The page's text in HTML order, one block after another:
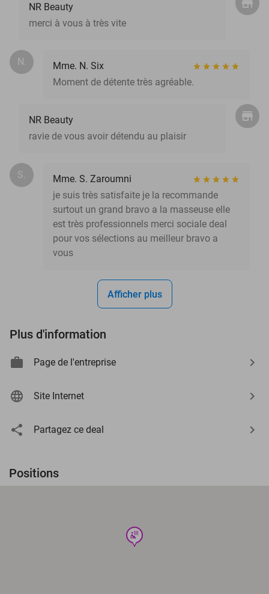
NR Beauty
merci à vous à très vite
N.
Mme. N. Six
Moment de détente très agréable.
NR Beauty
ravie de vous avoir détendu au plaisir
S.
Mme. S. Zaroumni
je suis très satisfaite je la recommande
surtout un grand bravo a la masseuse elle
est très professionnels merci sociale deal
pour vos sélections au meilleur bravo a
vous
Afficher plus
Plus d'information
Page de l'entreprise
Site Internet
Partagez ce deal
Positions
wellness